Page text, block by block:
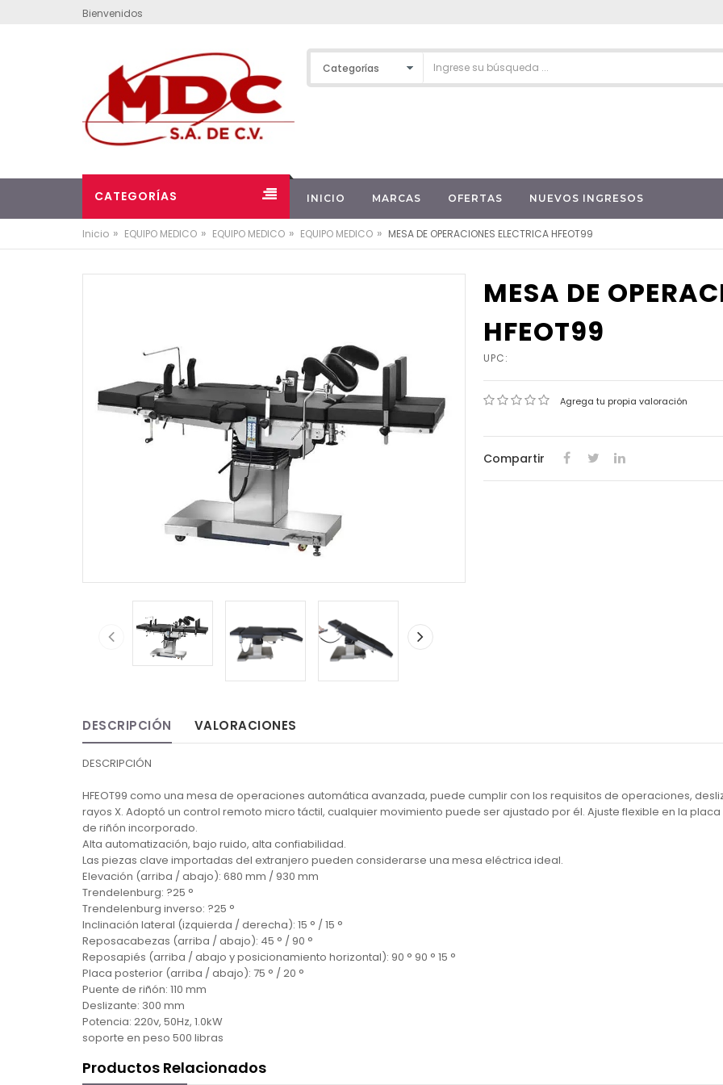
Bienvenidos
CATEGORÍAS INICIO MARCAS OFERTAS NUEVOS INGRESOS
Inicio » EQUIPO MEDICO » EQUIPO MEDICO » EQUIPO MEDICO » MESA DE OPERACIONES ELECTRICA HFEOT99
MESA DE
HFEOT99
UPC:
Agrega tu propia valoración
Compartir
DESCRIPCIÓN VALORACIONES
DESCRIPCIÓN
HFEOT99 como una mesa de operaciones automática avanzada, puede cumplir con los requisitos de operaciones,
rayos X. Adoptó un control remoto micro táctil, cualquier movimiento puede ser ajustado por él. Ajuste flexible en la
de riñón incorporado.
Alta automatización, bajo ruido, alta confiabilidad.
Las piezas clave importadas del extranjero pueden considerarse una mesa eléctrica ideal.
Elevación (arriba / abajo): 680 mm / 930 mm
Trendelenburg: ?25 °
Trendelenburg inverso: ?25 °
Inclinación lateral (izquierda / derecha): 15 ° / 15 °
Reposacabezas (arriba / abajo): 45 ° / 90 °
Reposapiés (arriba / abajo y posicionamiento horizontal): 90 ° 90 ° 15 °
Placa posterior (arriba / abajo): 75 ° / 20 °
Puente de riñón: 110 mm
Deslizante: 300 mm
Potencia: 220v, 50Hz, 1.0kW
soporte en peso 500 libras
Productos Relacionados